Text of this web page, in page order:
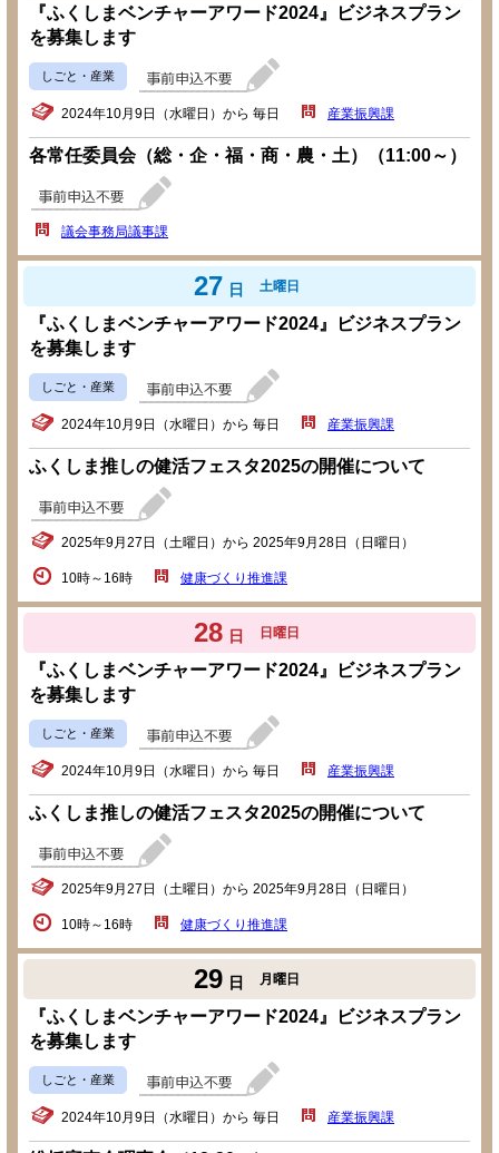
『ふくしまベンチャーアワード2024』ビジネスプラン
を募集します
しごと・産業
2024年10月9日（水曜日）から 毎日 産業振興課
各常任委員会（総・企・福・商・農・土）（11:00～）
議会事務局議事課
27 日 土曜日
『ふくしまベンチャーアワード2024』ビジネスプラン
を募集します
しごと・産業
2024年10月9日（水曜日）から 毎日 産業振興課
ふくしま推しの健活フェスタ2025の開催について
2025年9月27日（土曜日）から 2025年9月28日（日曜日）
10時～16時 健康づくり推進課
28 日 日曜日
『ふくしまベンチャーアワード2024』ビジネスプラン
を募集します
しごと・産業
2024年10月9日（水曜日）から 毎日 産業振興課
ふくしま推しの健活フェスタ2025の開催について
2025年9月27日（土曜日）から 2025年9月28日（日曜日）
10時～16時 健康づくり推進課
29 日 月曜日
『ふくしまベンチャーアワード2024』ビジネスプラン
を募集します
しごと・産業
2024年10月9日（水曜日）から 毎日 産業振興課